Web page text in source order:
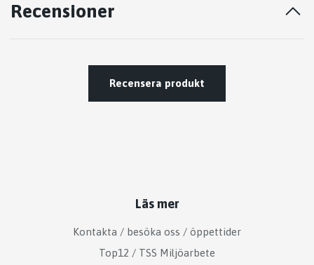
Recensioner
Recensera produkt
Läs mer
Kontakta / besöka oss / öppettider
Top12 / TSS Miljöarbete